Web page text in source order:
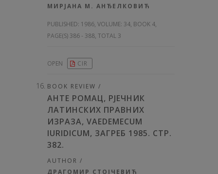
МИРЈАНА М. АНЂЕЛКОВИЋ
PUBLISHED: 1986, VOLUME: 34, BOOK 4,
PAGE(S) 386 - 388, TOTAL 3
OPEN CIR
BOOK REVIEW /
АНТЕ РОМАЦ, РЈЕЧНИК
ЛАТИНСКИХ ПРАВНИХ
ИЗРАЗА, VAEDEMECUM
IURIDICUM, ЗАГРЕБ 1985. СТР.
382.
AUTHOR /
ДРАГОМИР СТОЈЧЕВИЋ